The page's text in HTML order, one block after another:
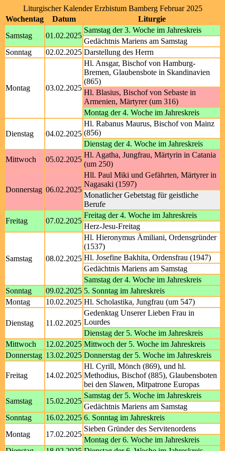
Liturgischer Kalender Erzbistum Bamberg Februar 2025
Wochentag
Datum
Liturgie
Samstag
01.02.2025
Samstag der 3. Woche im Jahreskreis
Gedächtnis Mariens am Samstag
Sonntag
02.02.2025 Darstellung des Herrn
Montag 03.02.2025
Hl. Ansgar, Bischof von Hamburg-
Bremen, Glaubensbote in Skandinavien
(865)
Hl. Blasius, Bischof von Sebaste in
Armenien, Märtyrer (um 316)
Montag der 4. Woche im Jahreskreis
Dienstag 04.02.2025
Hl. Rabanus Maurus, Bischof von Mainz
(856)
Dienstag der 4. Woche im Jahreskreis
Mittwoch
05.02.2025
Hl. Agatha, Jungfrau, Märtyrin in Catania
(um 250)
Donnerstag 06.02.2025
Hll. Paul Miki und Gefährten, Märtyrer in
Nagasaki (1597)
Monatlicher Gebetstag für geistliche
Berufe
Freitag
07.02.2025
Freitag der 4. Woche im Jahreskreis
Herz-Jesu-Freitag
Samstag 08.02.2025
Hl. Hieronymus Ämiliani, Ordensgründer
(1537)
Hl. Josefine Bakhita, Ordensfrau (1947)
Gedächtnis Mariens am Samstag
Samstag der 4. Woche im Jahreskreis
Sonntag
09.02.2025 5. Sonntag im Jahreskreis
Montag
10.02.2025 Hl. Scholastika, Jungfrau (um 547)
Dienstag 11.02.2025
Gedenktag Unserer Lieben Frau in
Lourdes
Dienstag der 5. Woche im Jahreskreis
Mittwoch
12.02.2025 Mittwoch der 5. Woche im Jahreskreis
Donnerstag 13.02.2025 Donnerstag der 5. Woche im Jahreskreis
Freitag 14.02.2025
Hl. Cyrill, Mönch (869), und hl.
Methodius, Bischof (885), Glaubensboten
bei den Slawen, Mitpatrone Europas
Samstag
15.02.2025
Samstag der 5. Woche im Jahreskreis
Gedächtnis Mariens am Samstag
Sonntag
16.02.2025 6. Sonntag im Jahreskreis
Montag
17.02.2025
Sieben Gründer des Servitenordens
Montag der 6. Woche im Jahreskreis